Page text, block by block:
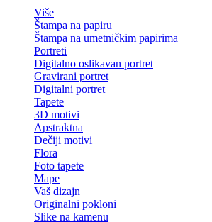
Više
Štampa na papiru
Štampa na umetničkim papirima
Portreti
Digitalno oslikavan portret
Gravirani portret
Digitalni portret
Tapete
3D motivi
Apstraktna
Dečiji motivi
Flora
Foto tapete
Mape
Vaš dizajn
Originalni pokloni
Slike na kamenu